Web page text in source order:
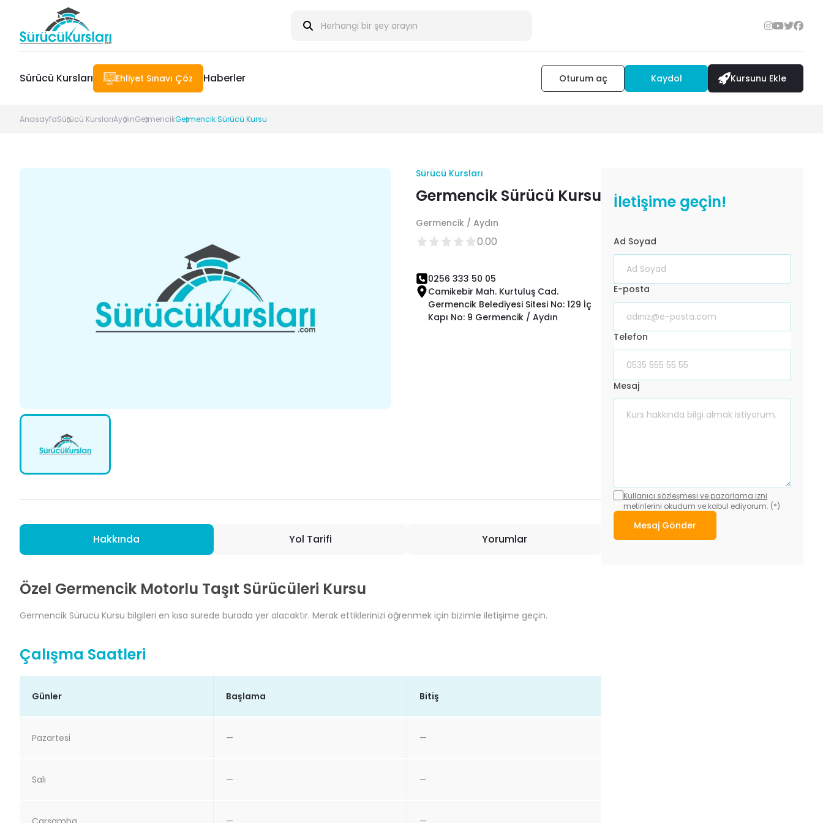
Sürücü Kursları Ehliyet Sınavı Çöz Haberler Oturum aç Kaydol Kursunu Ekle
AnasayfaSürücü KurslarıAydınGermencikGermencik Sürücü Kursu
Sürücü Kursları
Germencik Sürücü Kursu
Germencik / Aydın
0.00
0256 333 50 05
Camikebir Mah. Kurtuluş Cad.
Germencik Belediyesi Sitesi No: 129 İç
Kapı No: 9 Germencik / Aydın
Hakkında Yol Tarifi Yorumlar
Özel Germencik Motorlu Taşıt Sürücüleri Kursu
Germencik Sürücü Kursu bilgileri en kısa sürede burada yer alacaktır. Merak ettiklerinizi öğrenmek için bizimle iletişime geçin.
Çalışma Saatleri
Günler Başlama Bitiş
Pazartesi — —
Salı — —
İletişime geçin!
Ad Soyad
E-posta
Telefon
Mesaj
Kullanıcı sözleşmesi ve pazarlama izni
metinlerini okudum ve kabul ediyorum. (*)
Mesaj Gönder